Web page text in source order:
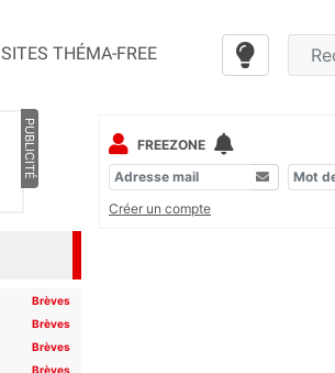
SITES THÉMA-FREE
PUBLICITÉ
Brèves
Brèves
Brèves
Brèves
FREEZONE
Créer un compte